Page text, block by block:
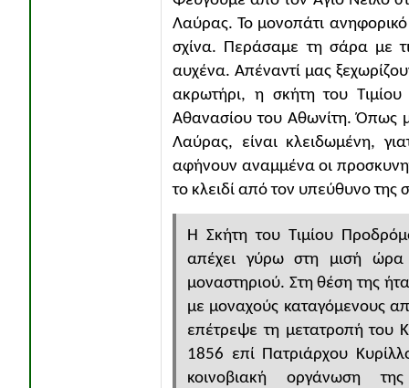
Λαύρας. Το μονοπάτι
σχίνα. Περάσαμε τη σάρα με
αυχένα. Απέναντί μας
ακρωτήρι, η σκήτη του
Αθανασίου του Αθωνίτη. Όπως
Λαύρας, είναι κλειδωμένη,
αφήνουν αναμμένα οι
το κλειδί από τον υπεύθυνο της
Η Σκήτη του Τιμίου
απέχει γύρω στη μισή
μοναστηριού. Στη θέση της
με μοναχούς καταγόμενους
επέτρεψε τη μετατροπή του
1856 επί Πατριάρχου
κοινοβιακή οργάνωση